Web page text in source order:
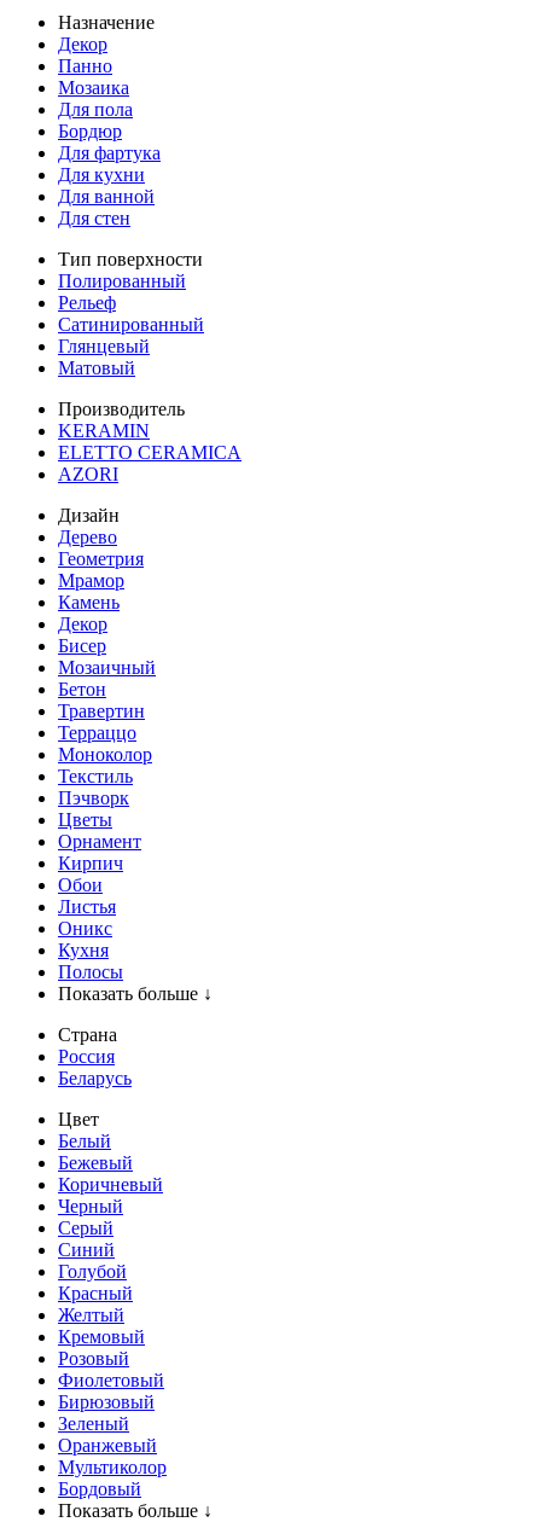
Назначение
Декор
Панно
Мозаика
Для пола
Бордюр
Для фартука
Для кухни
Для ванной
Для стен
Тип поверхности
Полированный
Рельеф
Сатинированный
Глянцевый
Матовый
Производитель
KERAMIN
ELETTO CERAMICA
AZORI
Дизайн
Дерево
Геометрия
Мрамор
Камень
Декор
Бисер
Мозаичный
Бетон
Травертин
Терраццо
Моноколор
Текстиль
Пэчворк
Цветы
Орнамент
Кирпич
Обои
Листья
Оникс
Кухня
Полосы
Показать больше ↓
Страна
Россия
Беларусь
Цвет
Белый
Бежевый
Коричневый
Черный
Серый
Синий
Голубой
Красный
Желтый
Кремовый
Розовый
Фиолетовый
Бирюзовый
Зеленый
Оранжевый
Мультиколор
Бордовый
Показать больше ↓